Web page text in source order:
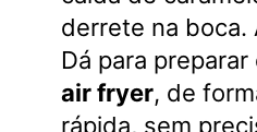
derrete na boca.
Dá para
air fryer, de
rápida, sem